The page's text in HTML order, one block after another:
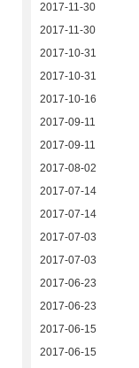
2017-11-30
2017-11-30
2017-10-31
2017-10-31
2017-10-16
2017-09-11
2017-09-11
2017-08-02
2017-07-14
2017-07-14
2017-07-03
2017-07-03
2017-06-23
2017-06-23
2017-06-15
2017-06-15